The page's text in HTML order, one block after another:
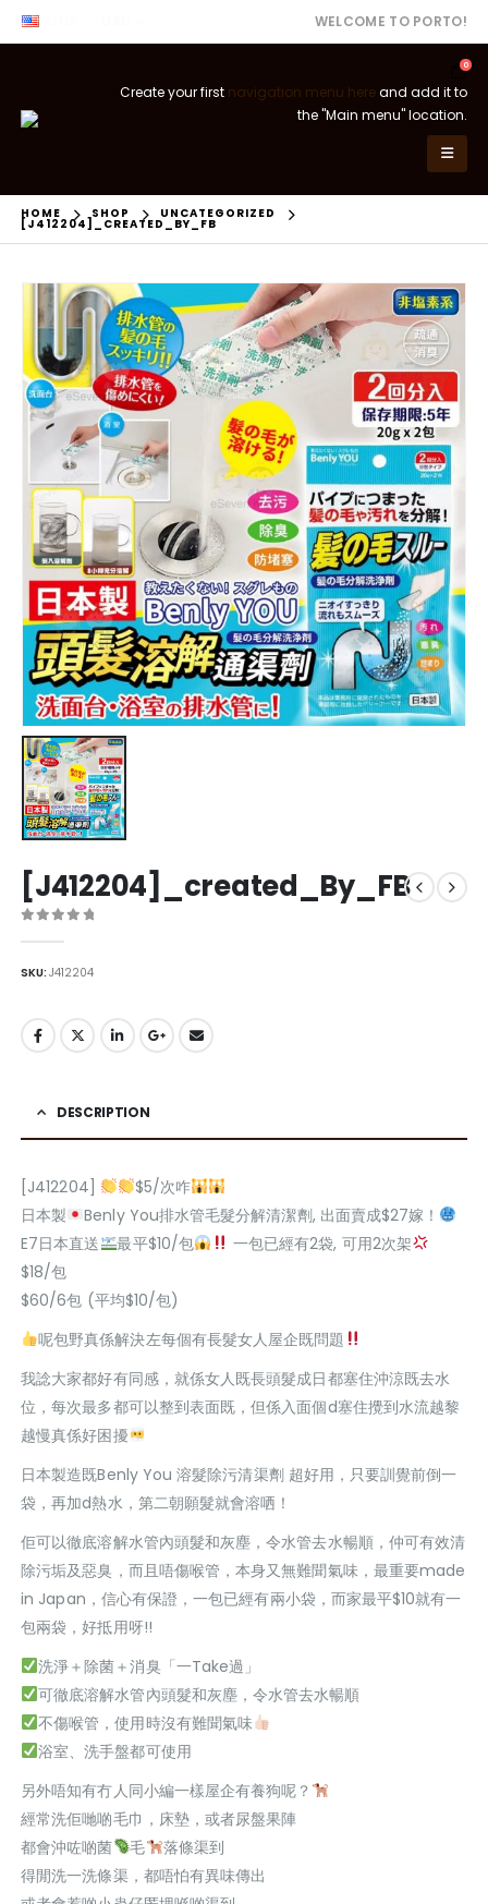
WELCOME TO PORTO!
0
Create your first navigation menu hereand add it to
the "Main menu" location.
HOME SHOP UNCATEGORIZED
[J412204]_CREATED_BY_FB
[J412204]_created_By_FB
SKU:J412204
DESCRIPTION
[J412204]
$5/次咋
日本製
Benly You排水管毛髮分解清潔劑, 出面賣成$27嫁！
E7日本直送
最平$10/包
一包已經有2袋, 可用2次架
$18/包
$60/6包 (平均$10/包)
呢包野真係解決左每個有長髮女人屋企既問題
我諗大家都好有同感，就係女人既長頭髮成日都塞住沖涼既去水
位，每次最多都可以整到表面既，但係入面個d塞住攪到水流越黎
越慢真係好困擾
日本製造既Benly You 溶髮除污清渠劑 超好用，只要訓覺前倒一
袋，再加d熱水，第二朝願髮就會溶哂！
佢可以徹底溶解水管內頭髮和灰塵，令水管去水暢順，仲可有效清
除污垢及惡臭，而且唔傷喉管，本身又無難聞氣味，最重要made
in Japan，信心有保證，一包已經有兩小袋，而家最平$10就有一
包兩袋，好抵用呀!!
洗淨＋除菌＋消臭「一Take過」
可徹底溶解水管內頭髮和灰塵，令水管去水暢順
不傷喉管，使用時沒有難聞氣味
浴室、洗手盤都可使用
另外唔知有冇人同小編一樣屋企有養狗呢？
經常洗佢哋啲毛巾，床墊，或者尿盤果陣
都會沖咗啲菌
毛
落條渠到
得閒洗一洗條渠，都唔怕有異味傳出